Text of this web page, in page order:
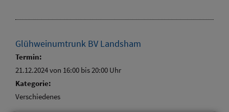
Glühweinumtrunk BV Landsham
Termin:
21.12.2024 von 16:00 bis 20:00 Uhr
Kategorie:
Verschiedenes